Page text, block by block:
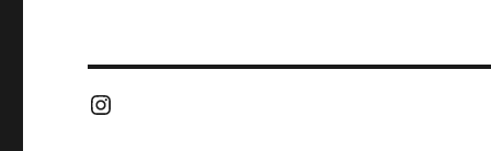
Instagram